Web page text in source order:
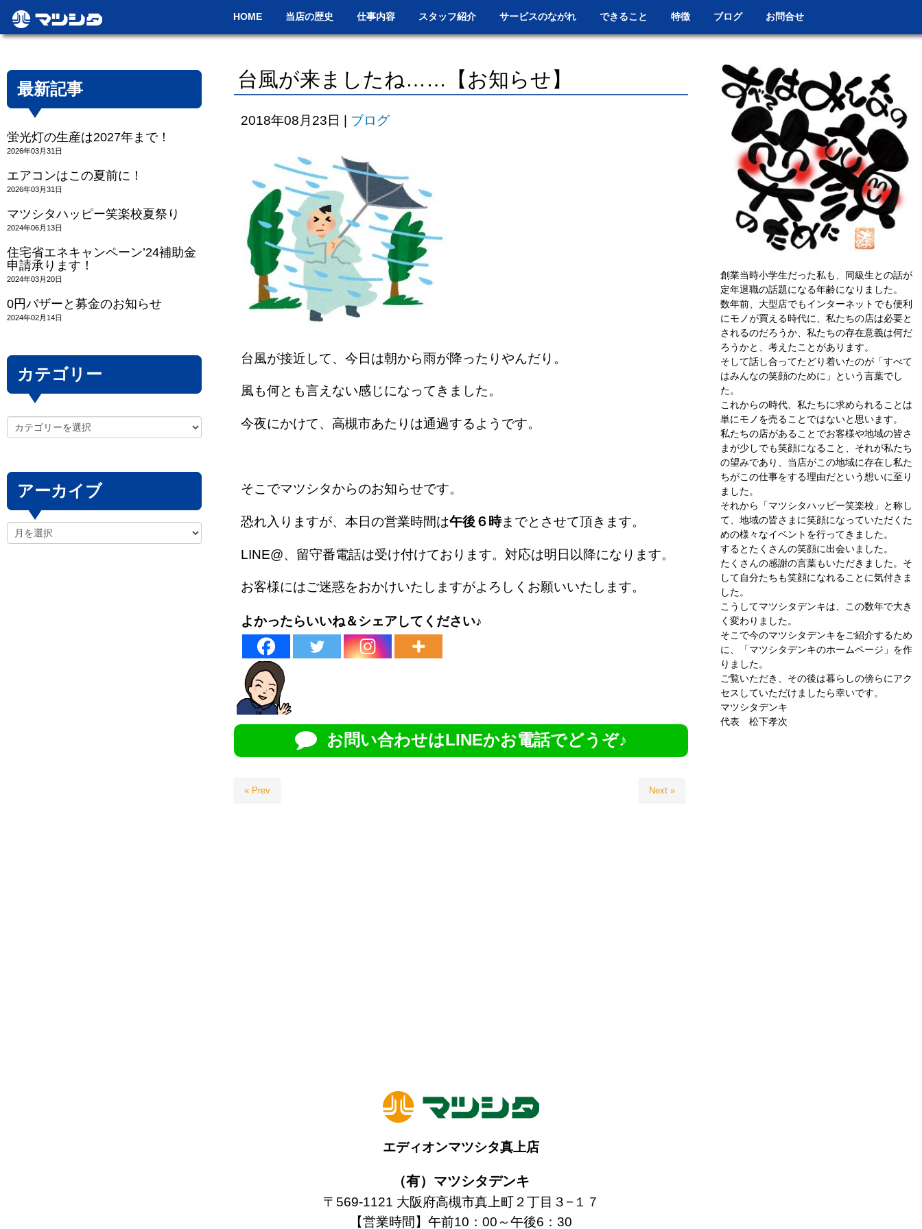
HOME 当店の歴史 仕事内容 スタッフ紹介 サービスのながれ できること 特徴 ブログ お問合せ
台風が来ましたね……【お知らせ】
2018年08月23日 ブログ
台風が接近して、今日は朝から雨が降ったりやんだり。
風も何とも言えない感じになってきました。
今夜にかけて、高槻市あたりは通過するようです。
そこでマツシタからのお知らせです。
恐れ入りますが、本日の営業時間は午後６時までとさせて頂きます。
LINE@、留守番電話は受け付けております。対応は明日以降になります。
お客様にはご迷惑をおかけいたしますがよろしくお願いいたします。
よかったらいいね＆シェアしてください♪
お問い合わせはLINEかお電話でどうぞ♪
« Prev Next »
最新記事
蛍光灯の生産は2027年まで！
2026年03月31日
エアコンはこの夏前に！
2026年03月31日
マツシタハッピー笑楽校夏祭り
2024年06月13日
住宅省エネキャンペーン’24補助金
申請承ります！
2024年03月20日
0円バザーと募金のお知らせ
2024年02月14日
カテゴリー
アーカイブ
創業当時小学生だった私も、同級生との話が
定年退職の話題になる年齢になりました。
数年前、大型店でもインターネットでも便利
にモノが買える時代に、私たちの店は必要と
されるのだろうか、私たちの存在意義は何だ
ろうかと、考えたことがあります。
そして話し合ってたどり着いたのが「すべて
はみんなの笑顔のために」という言葉でし
た。
これからの時代、私たちに求められることは
単にモノを売ることではないと思います。
私たちの店があることでお客様や地域の皆さ
まが少しでも笑顔になること、それが私たち
の望みであり、当店がこの地域に存在し私た
ちがこの仕事をする理由だという想いに至り
ました。
それから「マツシタハッピー笑楽校」と称し
て、地域の皆さまに笑顔になっていただくた
めの様々なイベントを行ってきました。
するとたくさんの笑顔に出会いました。
たくさんの感謝の言葉もいただきました。そ
して自分たちも笑顔になれることに気付きま
した。
こうしてマツシタデンキは、この数年で大き
く変わりました。
そこで今のマツシタデンキをご紹介するため
に、「マツシタデンキのホームページ」を作
りました。
ご覧いただき、その後は暮らしの傍らにアク
セスしていただけましたら幸いです。
マツシタデンキ
代表 松下孝次
エディオンマツシタ真上店
（有）マツシタデンキ
〒569-1121 大阪府高槻市真上町２丁目３−１７
【営業時間】午前10：00～午後6：30